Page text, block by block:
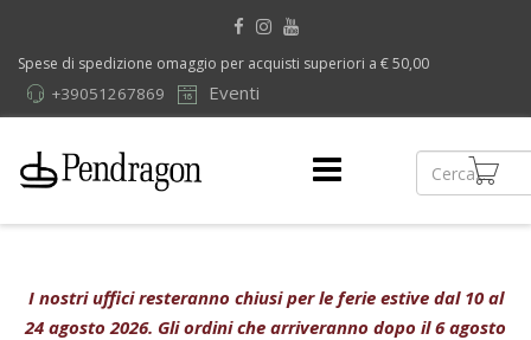
Spese di spedizione omaggio per acquisti superiori a € 50,00
Eventi
+39051267869
I nostri uffici resteranno chiusi per le ferie estive dal 10 al
24 agosto 2026. Gli ordini che arriveranno dopo il 6 agosto